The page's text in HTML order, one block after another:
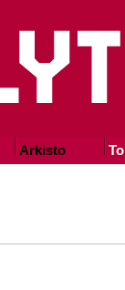
Arkisto